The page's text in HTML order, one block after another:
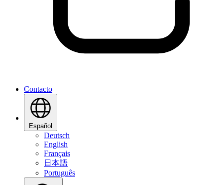
Contacto
Español
Deutsch
English
Français
日本語
Português